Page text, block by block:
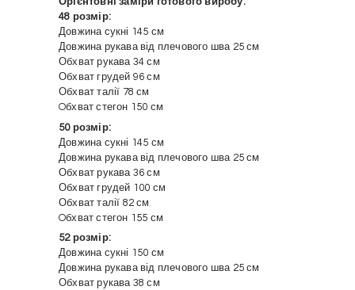
48 розмір:
Довжина сукні 145 см
Довжина рукава від плечового шва 25 см
Обхват рукава 34 см
Обхват грудей 96 см
Обхват талії 78 см
Oбхват стегон 150 см
50 розмір:
Довжина сукні 145 см
Довжина рукава від плечового шва 25 см
Обхват рукава 36 см
Обхват грудей 100 см
Обхват талії 82 см
Oбхват стегон 155 см
52 розмір:
Довжина сукні 150 см
Довжина рукава від плечового шва 25 см
Обхват рукава 38 см